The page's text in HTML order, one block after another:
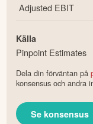
Adjusted EBIT
Källa
Pinpoint Estimates
Dela din förväntan på
konsensus och andra
Se konsensus